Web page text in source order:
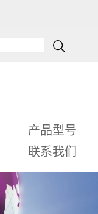
产品型号
联系我们